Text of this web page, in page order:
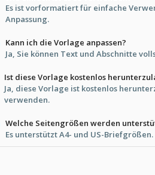
Es ist vorformatiert für einfache
Anpassung.
Kann ich die Vorlage anpassen?
Ja, Sie können Text und Abschnitte
Ist diese Vorlage kostenlos
Ja, diese Vorlage ist kostenlos
verwenden.
Welche Seitengrößen werden
Es unterstützt A4- und US-Briefgrößen.